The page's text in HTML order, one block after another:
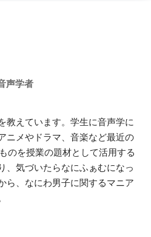
声学者
教えています。学生に音声学に
ニメやドラマ、音楽など最近の
のを授業の題材として活用する
、気づいたらなにふぁむになっ
ら、なにわ男子に関するマニア